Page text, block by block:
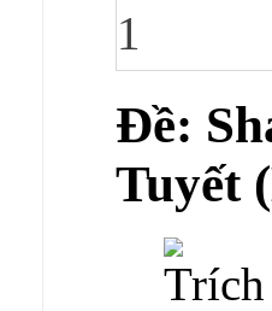
1
Ðề:
Tuyết